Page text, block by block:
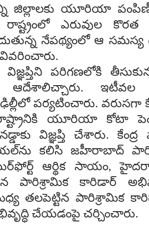
జిల్లాలకు యూరియా
రాష్ట్రంలో ఎరువుల
నేపథ్యంలో ఆ సమస్య
పరిగణలోకి
ఆదేశాలిచ్చారు. ఇటీవల
పర్యటించారు. వరుసగా
యూరియా కోటా
విజ్ఞప్తి చేశారు.
కలిసి జహీరాబాద్‌
ఆర్థిక సాయం,
పారిశ్రామిక కారిడార్‌
తలపెట్టిన పారిశ్రామిక
చేయడంపై చర్చించారు.